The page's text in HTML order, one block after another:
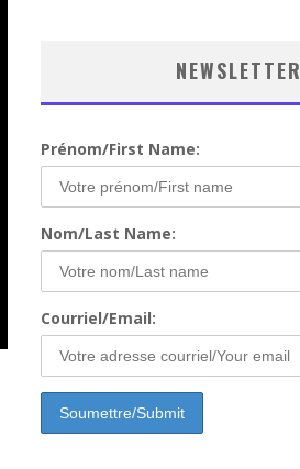
NEWSLETTER
Prénom/First Name:
Nom/Last Name:
Courriel/Email: